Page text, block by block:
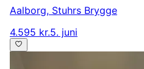
Aalborg, Stuhrs Brygge
4.595 kr.5. juni